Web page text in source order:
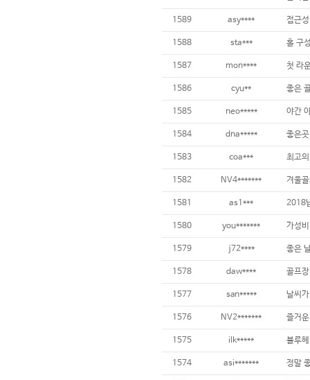
1589 asy**** 접근
1588 sta***
1587 mon**** 첫 라
1586 cyu** 좋은
1585 neo***** 야간
1584 dna*****
1583 coa*** 최고
1582 NV4******* 겨울
1581 as1*** 2018
1580 you******* 가성
1579 j72**** 좋은
1578 daw**** 골프
1577 san***** 날씨
1576 NV2******* 즐거
1575 ilk***** 블루
1574 asi******* 정말